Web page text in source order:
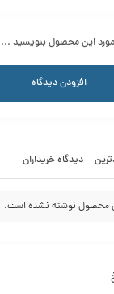
دیدگاه خریداران
محصول نوشته نشده است.
مورد این محصول بنویسید ...
افزودن دیدگاه